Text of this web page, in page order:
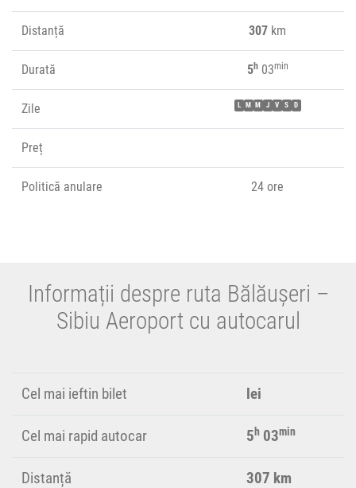
Distanță 307 km
Durată 5h03min
Zile L M M J V S D
Preț
Politică anulare 24 ore
Informații despre ruta Bălăușeri –
Sibiu Aeroport cu autocarul
Cel mai ieftin bilet lei
Cel mai rapid autocar 5h 03min
Distanță 307 km